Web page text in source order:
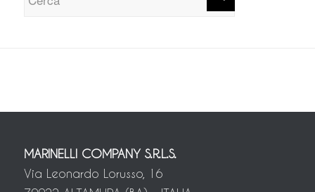
MARINELLI COMPANY S.R.L.S.
Via Leonardo Lorusso, 16